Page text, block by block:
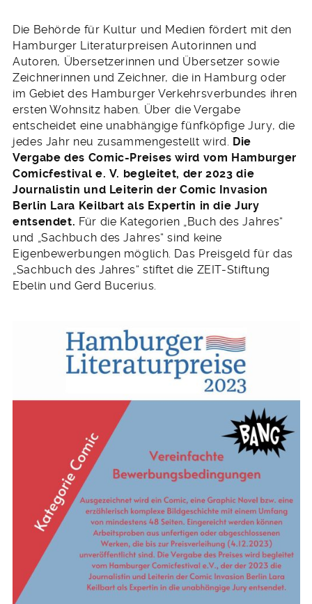
Die Behörde für Kultur und Medien fördert mit den
Hamburger Literaturpreisen Autorinnen und
Autoren, Übersetzerinnen und Übersetzer sowie
Zeichnerinnen und Zeichner, die in Hamburg oder
im Gebiet des Hamburger Verkehrsverbundes ihren
ersten Wohnsitz haben. Über die Vergabe
entscheidet eine unabhängige fünfköpfige Jury, die
jedes Jahr neu zusammengestellt wird. Die
Vergabe des Comic-Preises wird vom Hamburger
Comicfestival e. V. begleitet, der 2023 die
Journalistin und Leiterin der Comic Invasion
Berlin Lara Keilbart als Expertin in die Jury
entsendet. Für die Kategorien „Buch des Jahres“
und „Sachbuch des Jahres“ sind keine
Eigenbewerbungen möglich. Das Preisgeld für das
„Sachbuch des Jahres“ stiftet die ZEIT-Stiftung
Ebelin und Gerd Bucerius.